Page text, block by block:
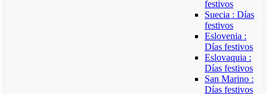
festivos
Suecia : Días
festivos
Eslovenia :
Días festivos
Eslovaquia :
Días festivos
San Marino :
Días festivos